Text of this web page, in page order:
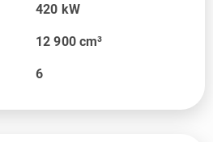
420 kW
12 900cm³
6